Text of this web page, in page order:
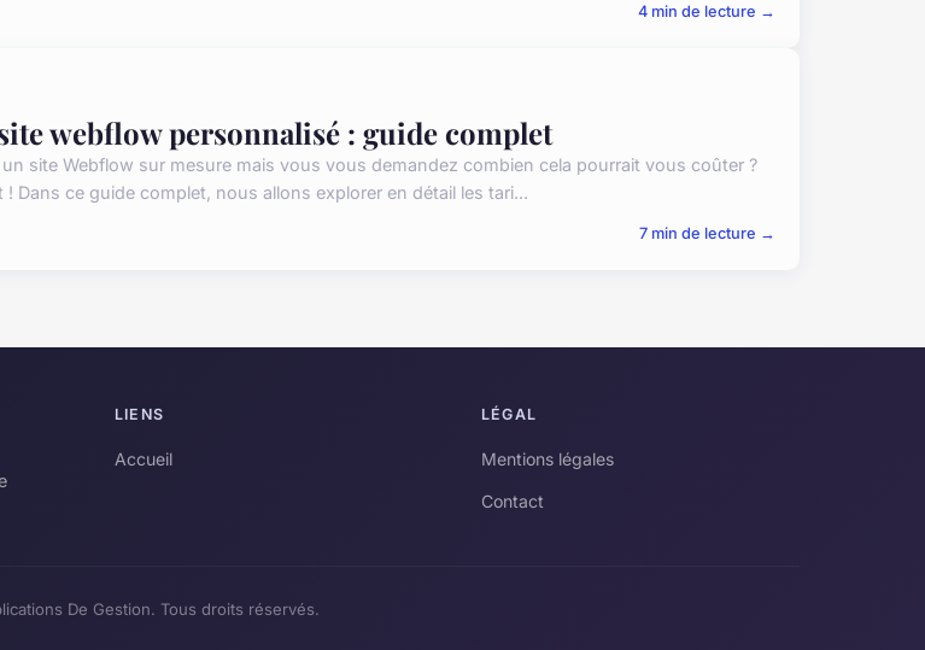
4 min de lecture →
webflow personnalisé : guide complet
site Webflow sur mesure mais vous vous demandez combien cela pourrait vous coûter ?
Dans ce guide complet, nous allons explorer en détail les tari...
7 min de lecture →
LIENS
Accueil
LÉGAL
Mentions légales
Contact
De Gestion. Tous droits réservés.